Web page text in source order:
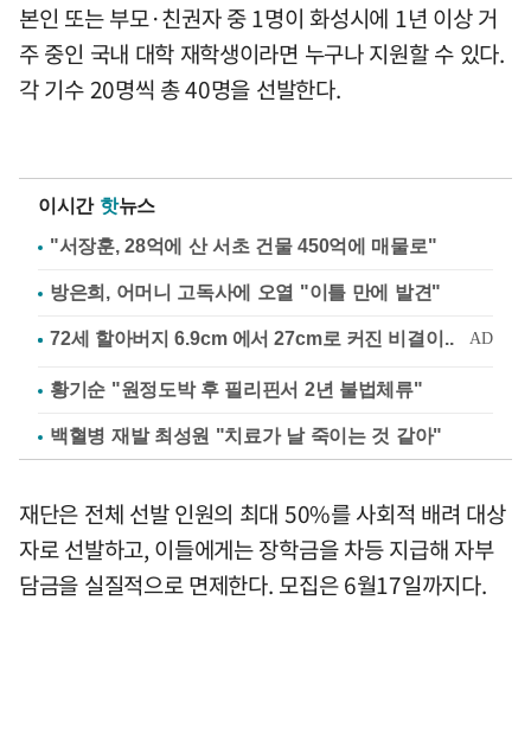
본인 또는 부모·친권자 중 1명이 화성시에 1년 이상 거
주 중인 국내 대학 재학생이라면 누구나 지원할 수 있다.
각 기수 20명씩 총 40명을 선발한다.
이시간 핫뉴스
"서장훈, 28억에 산 서초 건물 450억에 매물로"
방은희, 어머니 고독사에 오열 "이틀 만에 발견"
황기순 "원정도박 후 필리핀서 2년 불법체류"
백혈병 재발 최성원 "치료가 날 죽이는 것 같아"
재단은 전체 선발 인원의 최대 50%를 사회적 배려 대상
자로 선발하고, 이들에게는 장학금을 차등 지급해 자부
담금을 실질적으로 면제한다. 모집은 6월17일까지다.